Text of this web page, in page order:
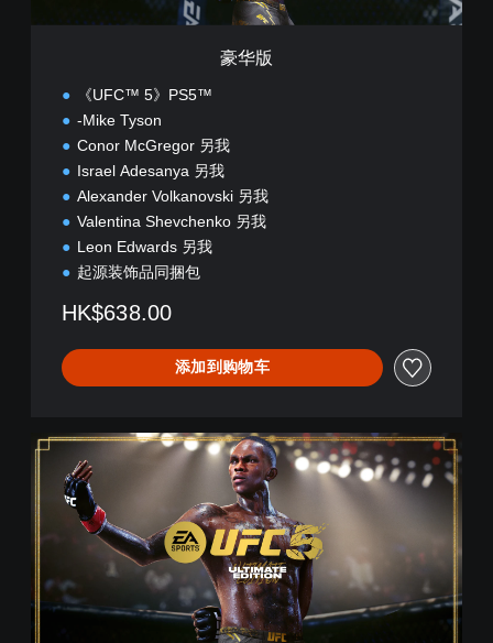
豪华版
《UFC™ 5》PS5™
-Mike Tyson
Conor McGregor 另我
Israel Adesanya 另我
Alexander Volkanovski 另我
Valentina Shevchenko 另我
Leon Edwards 另我
起源装饰品同捆包
HK$638.00
添加到购物车
终
极
版